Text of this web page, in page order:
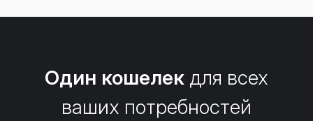
Один кошелек для всех
ваших потребностей